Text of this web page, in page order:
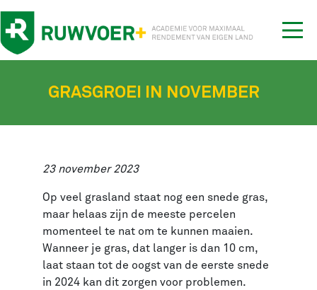
GRASGROEI IN NOVEMBER
23 november 2023
Op veel grasland staat nog een snede gras,
maar helaas zijn de meeste percelen
momenteel te nat om te kunnen maaien.
Wanneer je gras, dat langer is dan 10 cm,
laat staan tot de oogst van de eerste snede
in 2024 kan dit zorgen voor problemen.